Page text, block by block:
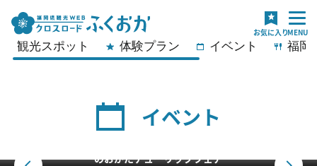
観光スポット 体験プラン イベント 福岡
イベント
宮地嶽神社 菖蒲まつり